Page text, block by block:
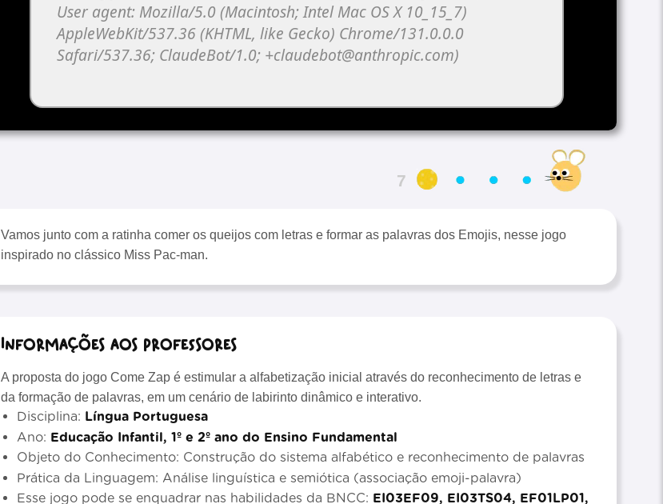
6
Vamos junto com a ratinha comer os queijos com letras e formar as palavras dos Emojis, nesse jogo
inspirado no clássico Miss Pac-man.
Informações aos professores
A proposta do jogo Come Zap é estimular a alfabetização inicial através do reconhecimento de letras e
da formação de palavras, em um cenário de labirinto dinâmico e interativo.
Disciplina: Língua Portuguesa
Ano: Educação Infantil, 1º e 2º ano do Ensino Fundamental
Objeto do Conhecimento: Construção do sistema alfabético e reconhecimento de palavras
Prática da Linguagem: Análise linguística e semiótica (associação emoji-palavra)
Esse jogo pode se enquadrar nas habilidades da BNCC: EI03EF09, EI03TS04, EF01LP01,